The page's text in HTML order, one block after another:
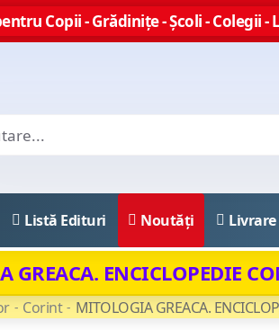
Copii - Grădinițe - Școli - Colegii -
Listă Edituri Noutăți
Corint MITOLOGIA GREACA.
GREACA. ENCICLOPEDIE